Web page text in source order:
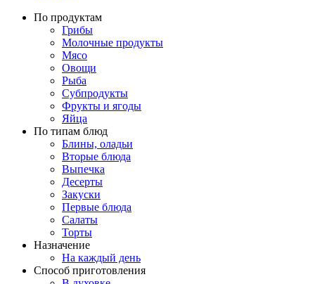
По продуктам
Грибы
Молочные продукты
Мясо
Овощи
Рыба
Субпродукты
Фрукты и ягоды
Яйца
По типам блюд
Блины, оладьи
Вторые блюда
Выпечка
Десерты
Закуски
Первые блюда
Салаты
Торты
Назначение
На каждый день
Способ приготовления